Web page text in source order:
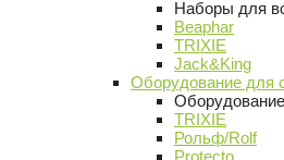
Наборы для
Beaphar
TRIXIE
Jack&King
Оборудование для
TRIXIE
Рольф/Rolf
Protecto